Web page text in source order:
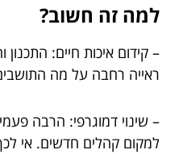
למה זה חשוב?
– קידום איכות חיים:
ראייה רחבה על מה
– שינוי דמוגרפי: הרבה
למקום קהלים חדשים. אי